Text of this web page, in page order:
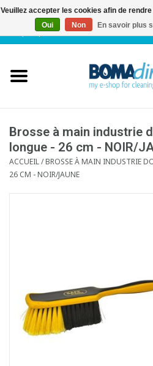
FR|
Service client
Blog
Brosse à main industrie
longue - 26 cm - NOIR/
ACCUEIL/BROSSE À MAIN INDUSTRIE
26 CM - NOIR/JAUNE
Veuillez accepter les cookies afin de
Oui
Non En savoir plus